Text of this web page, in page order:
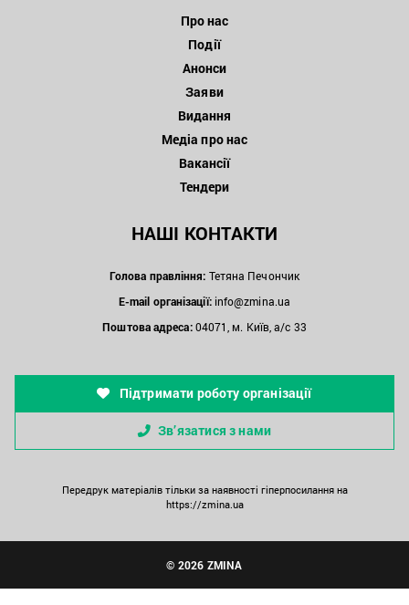
Про нас
Події
Анонси
Заяви
Видання
Медіа про нас
Вакансії
Тендери
НАШІ КОНТАКТИ
Голова правління: Тетяна Печончик
E-mail організації: info@zmina.ua
Поштова адреса:04071, м. Київ, а/с 33
Підтримати роботу організації
Зв’язатися з нами
Передрук матеріалів тільки за наявності гіперпосилання на
https://zmina.ua
© 2026 ZMINA